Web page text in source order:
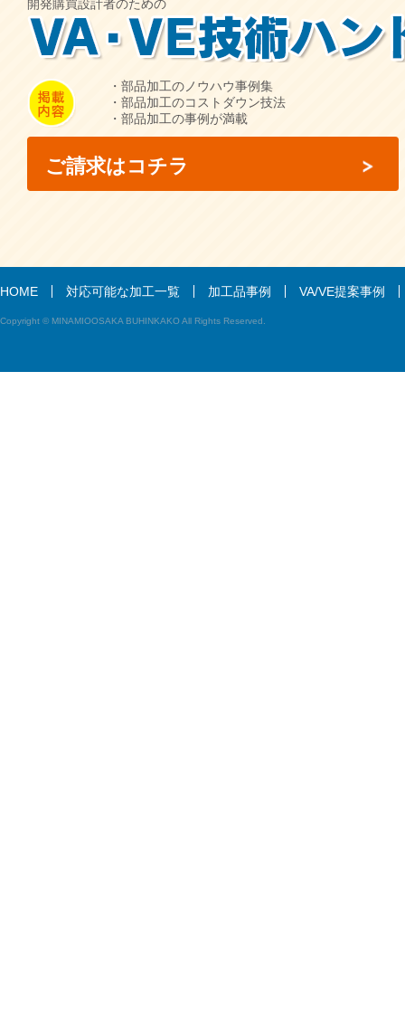
開発購買設計者のための
・部品加工のノウハウ事例集
・部品加工のコストダウン技法
・部品加工の事例が満載
ご請求はコチラ
HOME 対応可能な加工一覧 加工品事例 VA/VE提案事例
Copyright © MINAMIOOSAKA BUHINKAKO All Rights Reserved.